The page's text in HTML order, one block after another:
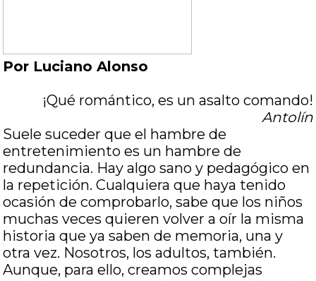
Por Luciano Alonso
¡Qué romántico, es un asalto comando!
Antolín
Suele suceder que el hambre de
entretenimiento es un hambre de
redundancia. Hay algo sano y pedagógico en
la repetición. Cualquiera que haya tenido
ocasión de comprobarlo, sabe que los niños
muchas veces quieren volver a oír la misma
historia que ya saben de memoria, una y
otra vez. Nosotros, los adultos, también.
Aunque, para ello, creamos complejas